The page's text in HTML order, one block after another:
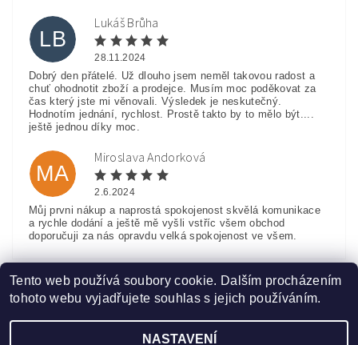
LB
Lukáš Brůha
28.11.2024
Dobrý den přátelé. Už dlouho jsem neměl takovou radost a
chuť ohodnotit zboží a prodejce. Musím moc poděkovat za
čas který jste mi věnovali. Výsledek je neskutečný.
Hodnotím jednání, rychlost. Prostě takto by to mělo být....
ještě jednou díky moc.
MA
Miroslava Andorková
2.6.2024
Můj prvni nákup a naprostá spokojenost skvělá komunikace
a rychle dodání a ještě mě vyšli vstříc všem obchod
doporučuji za nás opravdu velká spokojenost ve všem.
Tento web používá soubory cookie. Dalším procházením
tohoto webu vyjadřujete souhlas s jejich používáním.
NASTAVENÍ